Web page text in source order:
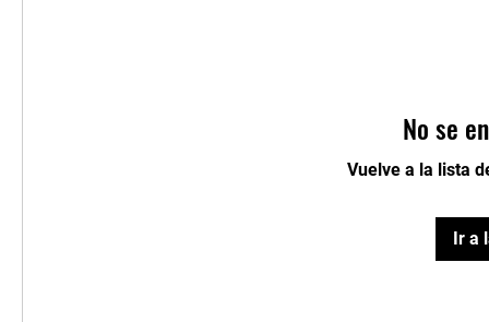
No se
Vuelve a la lista
Ir a